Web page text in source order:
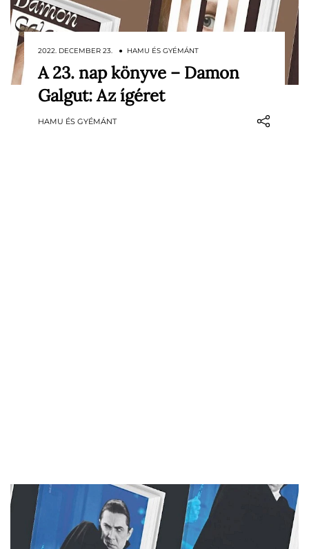
Az őrült tempóban változó dél-afrikai
korszakok és egy család bukásának
virtuózan megírt története.
2022. DECEMBER 23. ● HAMU ÉS GYÉMÁNT
A 23. nap könyve – Damon
Galgut: Az ígéret
HAMU ÉS GYÉMÁNT